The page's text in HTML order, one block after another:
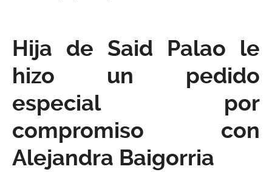
Hija de Said Palao le
hizo un pedido
especial por
compromiso con
Alejandra Baigorria